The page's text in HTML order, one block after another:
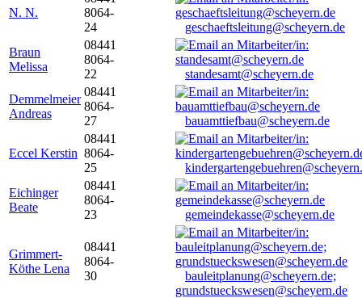
N. N.
8064-
24
geschaeftsleitung@scheyern.de
Braun
Melissa
08441
8064-
22
standesamt@scheyern.de
Demmelmeier
Andreas
08441
8064-
27
bauamttiefbau@scheyern.de
Eccel Kerstin
08441
8064-
25
Eichinger
Beate
08441
8064-
23
gemeindekasse@scheyern.de
Grimmert-
Köthe Lena
08441
8064-
30
bauleitplanung@scheyern.de;
grundstueckswesen@scheyern.de